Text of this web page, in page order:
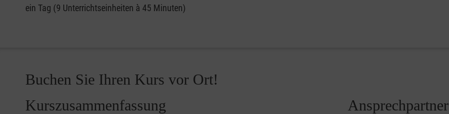
ein Tag (9 Unterrichtseinheiten à 45 Minuten)
Buchen Sie Ihren Kurs vor Ort!
Kurszusammenfassung
Ansprechpartner